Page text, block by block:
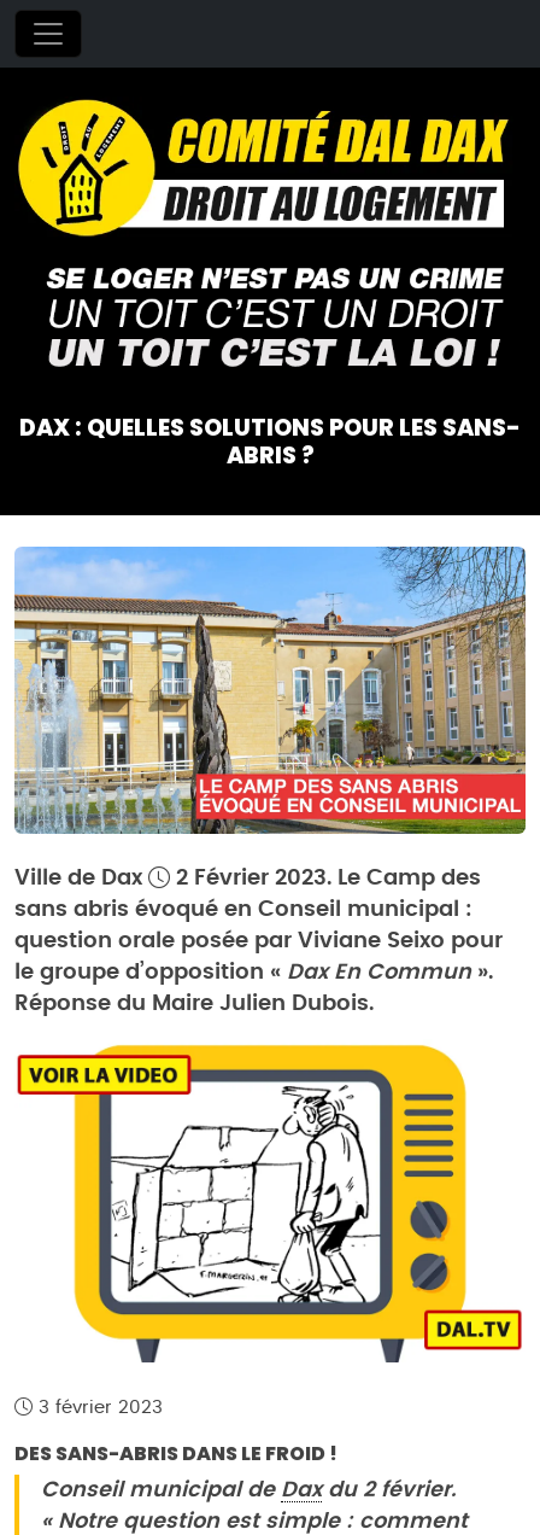
DAX : QUELLES SOLUTIONS POUR LES SANS-
ABRIS ?
Ville de Dax
2 Février 2023. Le Camp des
sans abris évoqué en Conseil municipal :
question orale posée par Viviane Seixo pour
le groupe d’opposition « Dax En Commun».
Réponse du Maire Julien Dubois.
3 février 2023
DES SANS-ABRIS DANS LE FROID !
Conseil municipal de Daxdu 2 février.
« Notre question est simple : comment